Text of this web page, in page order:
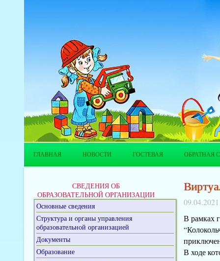
ГЛАВНАЯ НОВОСТИ ГОСТЕВАЯ ОБРАТНАЯ
СВЕДЕНИЯ ОБ
ОБРАЗОВАТЕЛЬНОЙ ОРГАНИЗАЦИИ
Основные сведения
Структура и органы управления
образовательной организацией
Документы
Образование
09.04.2021
В рамках
В ходе